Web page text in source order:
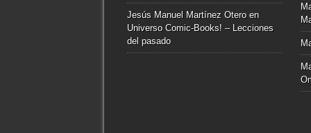
Jesús Manuel Martínez Oteroen
Universo Comic-Books! – Lecciones
del pasado